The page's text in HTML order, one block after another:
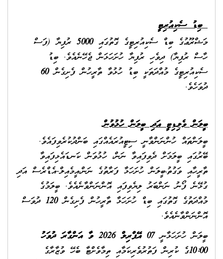
ބިޑު ސެކިއުރިޓީ
މަޝްރޫޢުގެ ބިޑް ސެކިއުރިޓީގެ ގޮތުގައި5000 ރުފިޔާ (ފަސް
ހާސް ރުފިޔާ) ދިވެހި ރުފިޔާ ހުށަހަޅަން ޖެހޭނެއެވެ. ބިޑު
ސެކިއުރިޓީގެ މުއްދަތަކީ ބިޑު ހުޅުވާ ތާރީހުން ފެށިގެން60
ދުވަހެވެ.
ބީލަން ވެލިޑިޓީ އަދި ބީލަން ހުޅުވުން
ބީލަންތައް ހުންނަންވާނީ ސިޓީއުރައެއްގައި ބަންދުކުރެވިފައެވެ.
ބޭރުގައި ބީލަމަށް ދެވިފައިވާ ނަން، ހުޅުވަން ކަނޑައެޅިފައިވާ
ތާރީހާއި ވަގުތު،ބީލަން ހުށަހަޅާ ފަރާތުގެ ނަން،އީމެއިލް-އެޑްރެސް އަދި
ގުޅޭނެ ފޯނު ނަންބަރު ލިޔެވިފައި އޮންނަންވާނެއެވެ. ބީލަމުގެ
މުއްދަތުގެ ގޮތުގައި ބިޑް ހުށަހަޅާ ތާރީހުން ފެށިގެން120 ދުވަސް
އޮންނަންވާނެއެވެ.
ބީލަން ހުށަހަޅާނީ07 އޭޕްރިލް 2026 ވާ އަންގާރަ ދުވަހު
10:00ގެ ކުރިން ފަތުރުވެރިކަމާއި ތިމާވެށްޓާ ބެހޭ ވުޒާރާގެ